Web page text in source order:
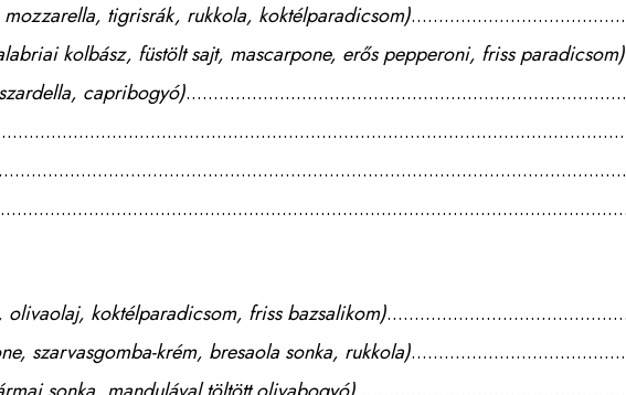
tigrisrák, rukkola, koktélparadicsom)
kolbász, füstölt sajt, mascarpone, erős pepperoni, friss paradicsom)
capribogyó)
koktélparadicsom, friss bazsalikom)
szarvasgomba-krém, bresaola sonka, rukkola)